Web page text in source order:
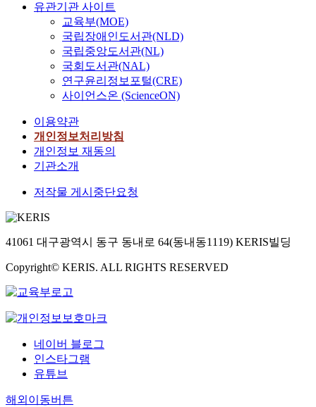
유관기관 사이트
교육부(MOE)
국립장애인도서관(NLD)
국립중앙도서관(NL)
국회도서관(NAL)
연구윤리정보포털(CRE)
사이언스온 (ScienceON)
이용약관
개인정보처리방침
개인정보 재동의
기관소개
저작물 게시중단요청
41061 대구광역시 동구 동내로 64(동내동1119) KERIS빌딩
Copyright© KERIS. ALL RIGHTS RESERVED
네이버 블로그
인스타그램
유튜브
해외이동버튼